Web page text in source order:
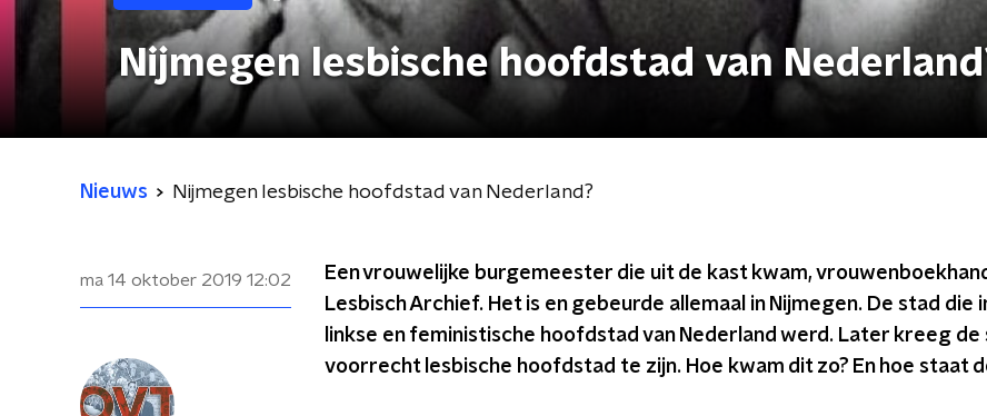
Nijmegen lesbische hoofdstad van
Nieuws Nijmegen lesbische hoofdstad van Nederland?
ma 14 oktober 2019 12:02
Een vrouwelijke burgemeester die uit de kast kwam,
Lesbisch Archief. Het is en gebeurde allemaal in Nijmegen. De stad die
linkse en feministische hoofdstad van Nederland werd. Later kreeg de
voorrecht lesbische hoofdstad te zijn. Hoe kwam dit zo? En hoe staat